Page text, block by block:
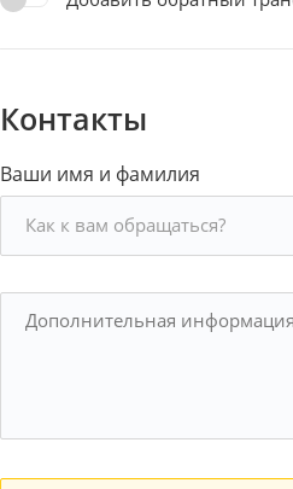
Контакты
Ваши имя и фамилия